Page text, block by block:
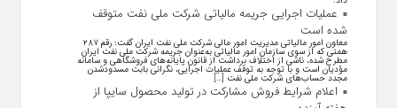
عملیات اجرایی جریمه مالیاتی شرکت ملی نفت متوقف
شده است
معاون امور مالیاتی مدیریت امور مالی شرکت ملی نفت ایران گفت: رقم ۲۸۷
همتی که از سوی سازمان امور مالیاتی به‌عنوان جریمه شرکت ملی نفت ایران
مطرح شده، ناشی از اختلاف برداشت از قانون پایانه‌های فروشگاهی و سامانه
مؤدیان است و با توجه به توقف عملیات اجرایی، نگرانی بابت مسدودشدن
مجدد حساب‌های شرکت ملی نفت […]
اعلام شرایط فروش مشارکت در تولید محصول سایپا از